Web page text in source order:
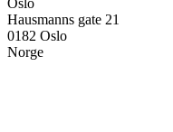
Oslo
Hausmanns gate 21
0182 Oslo
Norge